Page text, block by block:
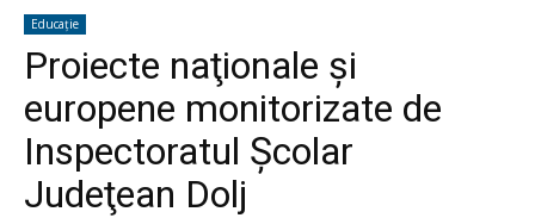
Educație
Proiecte naţionale şi
europene monitorizate de
Inspectoratul Şcolar
Judeţean Dolj